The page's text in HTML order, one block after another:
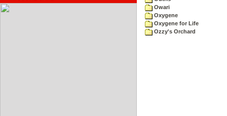
Owari
Oxygene
Oxygene for Life
Ozzy's Orchard